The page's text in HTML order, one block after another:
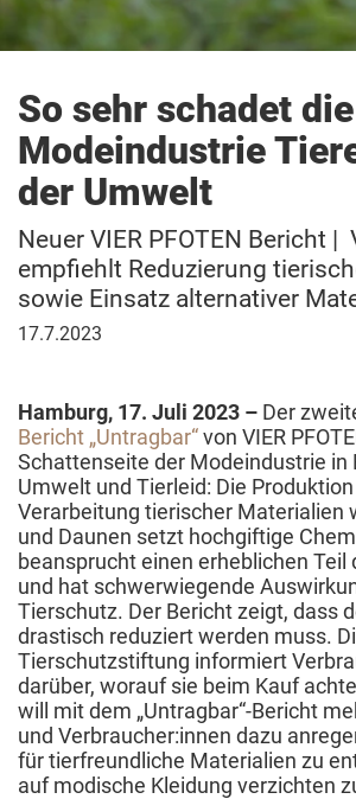
So sehr schadet die
Modeindustrie
der Umwelt
Neuer VIER PFOTEN Bericht |
empfiehlt Reduzierung
sowie Einsatz alternativer
17.
17.7.2023
Hamburg, 17. Juli 2023 – Der
Bericht „Untragbar“von VIER
Schattenseite der Modeindustrie in
Umwelt und Tierleid: Die
Verarbeitung tierischer Materialien
und Daunen setzt hochgiftige
beansprucht einen erheblichen Teil
und hat schwerwiegende
Tierschutz. Der Bericht zeigt, dass
drastisch reduziert werden muss.
Tierschutzstiftung informiert
darüber, worauf sie beim Kauf
will mit dem „Untragbar“-Bericht
und Verbraucher:innen dazu
für tierfreundliche Materialien zu
auf modische Kleidung verzichten